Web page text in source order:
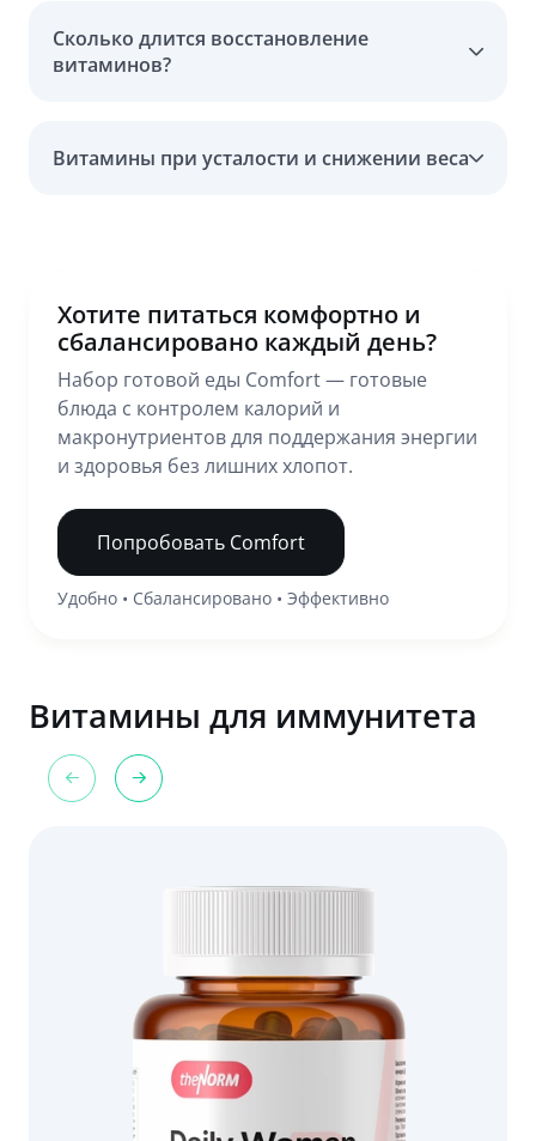
Сколько длится восстановление
витаминов?
Витамины при усталости и снижении веса
Хотите питаться комфортно и
сбалансировано каждый день?
Набор готовой еды Comfort — готовые
блюда с контролем калорий и
макронутриентов для поддержания энергии
и здоровья без лишних хлопот.
Попробовать Comfort
Удобно • Сбалансировано • Эффективно
Витамины для иммунитета